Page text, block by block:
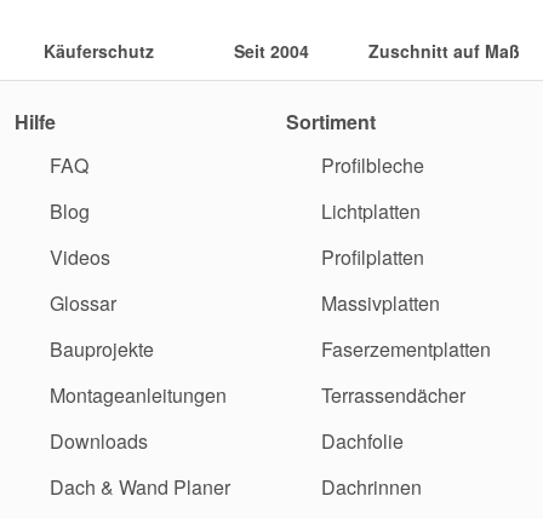
Käuferschutz Seit 2004 Zuschnitt auf Maß
Hilfe
FAQ
Blog
Videos
Glossar
Bauprojekte
Montageanleitungen
Downloads
Dach & Wand Planer
Sortiment
Profilbleche
Lichtplatten
Profilplatten
Massivplatten
Faserzementplatten
Terrassendächer
Dachfolie
Dachrinnen